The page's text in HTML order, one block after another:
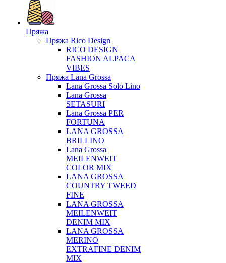
Пряжа
Пряжа Rico Design
RICO DESIGN
FASHION ALPACA
VIBES
Пряжа Lana Grossa
Lana Grossa Solo Lino
Lana Grossa
SETASURI
Lana Grossa PER
FORTUNA
LANA GROSSA
BRILLINO
Lana Grossa
MEILENWEIT
COLOR MIX
LANA GROSSA
COUNTRY TWEED
FINE
LANA GROSSA
MEILENWEIT
DENIM MIX
LANA GROSSA
MERINO
EXTRAFINE DENIM
MIX